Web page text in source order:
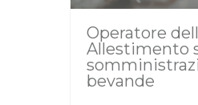
Operatore
Allestimento
bevande